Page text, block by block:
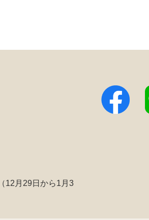
（12月29日から1月3